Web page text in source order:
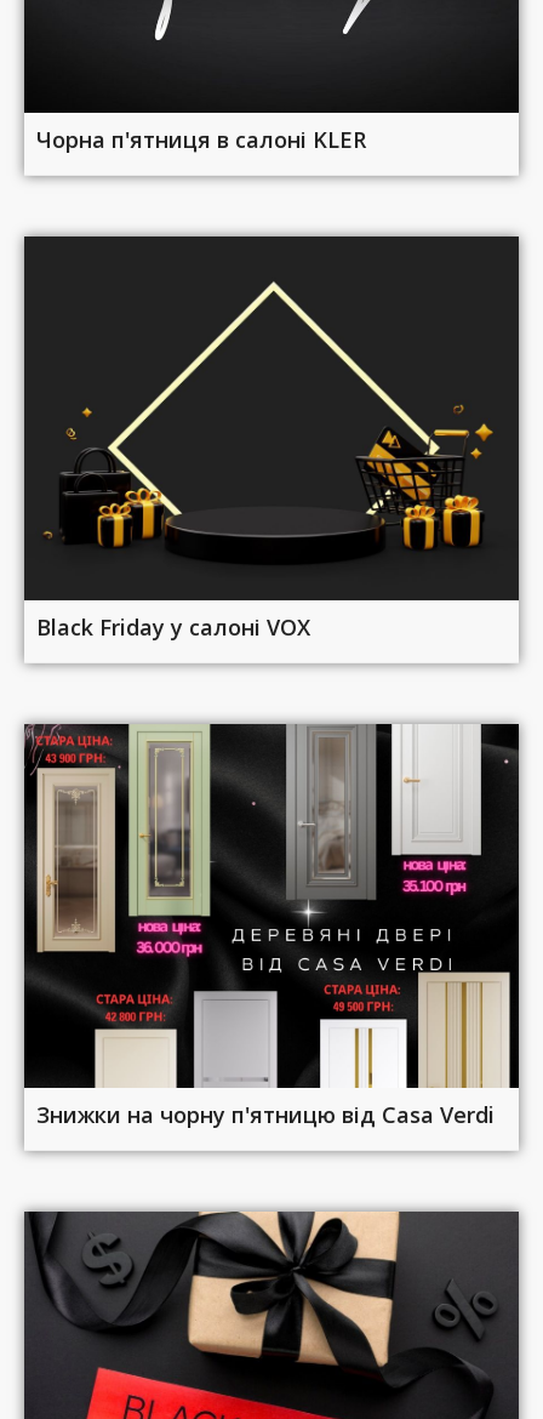
Чорна п'ятниця в салоні KLER
Black Friday у салоні VOX
Знижки на чорну п'ятницю від Casa Verdi